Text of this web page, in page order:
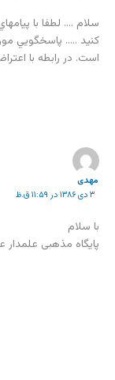
سلام …. لطفا با
کنيد ….. پاسخگويي
است. در رابطه با
مهدی
۳ دی ۱۳۸۶ در ۱۱:۵۹ ق.ظ
با سلام
پایگاه مذهبی علمدار